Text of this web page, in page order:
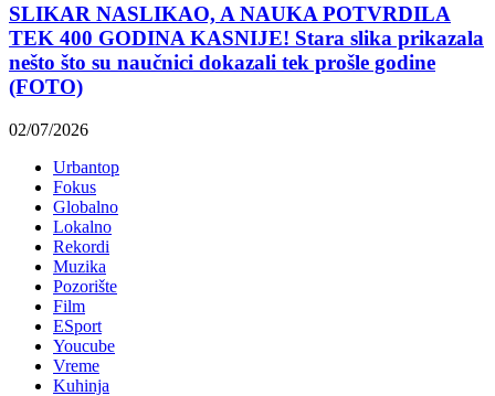
SLIKAR NASLIKAO, A NAUKA POTVRDILA
TEK 400 GODINA KASNIJE! Stara slika prikazala
nešto što su naučnici dokazali tek prošle godine
(FOTO)
02/07/2026
Urbantop
Fokus
Globalno
Lokalno
Rekordi
Muzika
Pozorište
Film
ESport
Youcube
Vreme
Kuhinja